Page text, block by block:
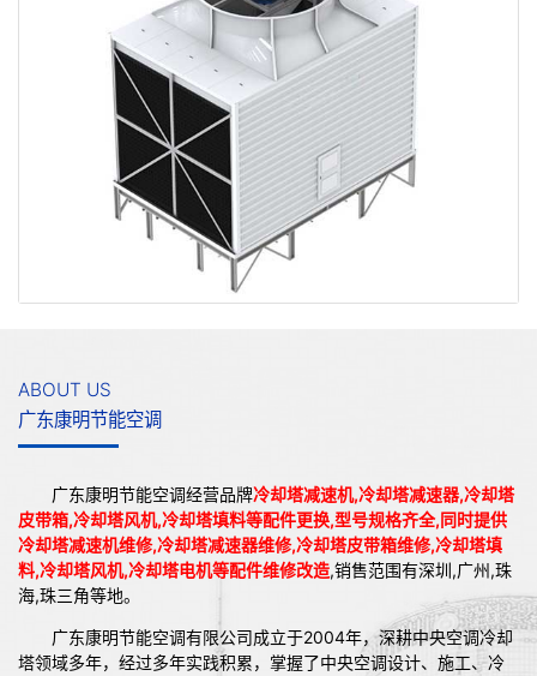
ABOUT US
广东康明节能空调
广东康明节能空调经营品牌冷却塔减速机,冷却塔减速器,冷却塔
皮带箱,冷却塔风机,冷却塔填料等配件更换,型号规格齐全,同时提供
冷却塔减速机维修,冷却塔减速器维修,冷却塔皮带箱维修,冷却塔填
料,冷却塔风机,冷却塔电机等配件维修改造,销售范围有深圳,广州,珠
海,珠三角等地。
广东康明节能空调有限公司成立于2004年，深耕中央空调冷却
塔领域多年，经过多年实践积累，掌握了中央空调设计、施工、冷